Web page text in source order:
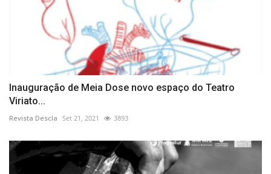
Inauguração de Meia Dose novo espaço do Teatro
Viriato...
Revista Descla Set 21, 2021 3893